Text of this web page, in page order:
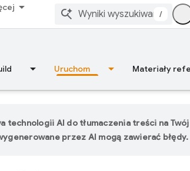
/
Uruchom Materiały
technologii AI do tłumaczenia treści na Twój
przez AI mogą zawierać błędy.